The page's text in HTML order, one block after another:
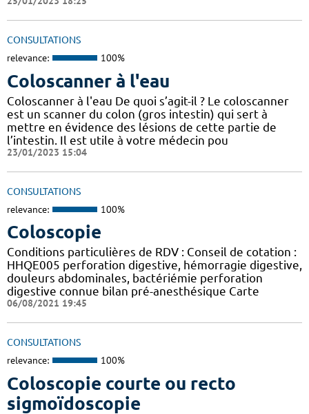
CONSULTATIONS
relevance: 100%
Coloscanner à l'eau
Coloscanner à l'eau De quoi s’agit-il ? Le coloscanner
est un scanner du colon (gros intestin) qui sert à
mettre en évidence des lésions de cette partie de
l’intestin. Il est utile à votre médecin pou
23/01/2023 15:04
CONSULTATIONS
relevance: 100%
Coloscopie
Conditions particulières de RDV : Conseil de cotation :
HHQE005 perforation digestive, hémorragie digestive,
douleurs abdominales, bactériémie perforation
digestive connue bilan pré-anesthésique Carte
06/08/2021 19:45
CONSULTATIONS
relevance: 100%
Coloscopie courte ou recto
sigmoïdoscopie